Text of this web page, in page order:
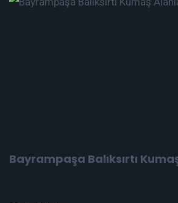
Bayrampaşa Balıksırtı